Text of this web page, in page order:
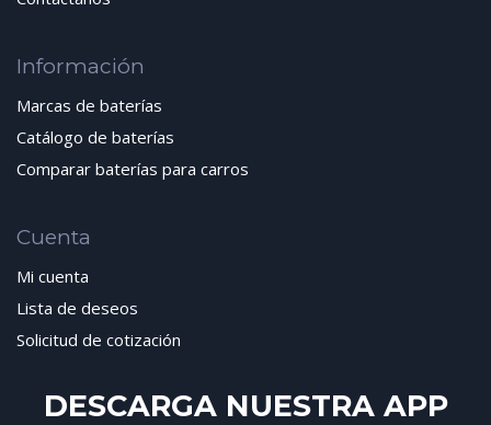
Información
Marcas de baterías
Catálogo de baterías
Comparar baterías para carros
Cuenta
Mi cuenta
Lista de deseos
Solicitud de cotización
DESCARGA NUESTRA APP